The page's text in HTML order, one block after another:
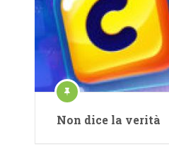
Non dice la verità